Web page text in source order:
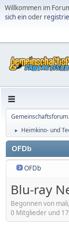
Willkommen im
sich einoder
► Heimkino- und
OFDb
OFDb
Blu-ray
Begonnen von
0 Mitglieder und